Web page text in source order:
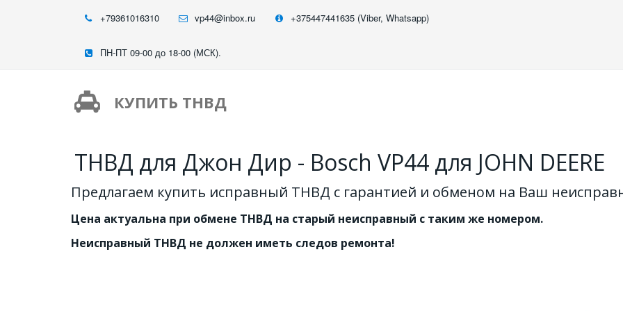
+79361016310 vp44@inbox.ru +375447441635 (Viber, Whatsapp)
ПН-ПТ 09-00 до 18-00 (МСК).
КУПИТЬ ТНВД
ТНВД для Джон Дир - Bosch VP44 для JOHN DEERE
Предлагаем купить исправный ТНВД с гарантией и обменом на Ваш
Цена актуальна при обмене ТНВД на старый неисправный с таким же номером.
Неисправный ТНВД не должен иметь следов ремонта!